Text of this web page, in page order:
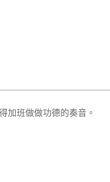
加班做做功德的奏音。